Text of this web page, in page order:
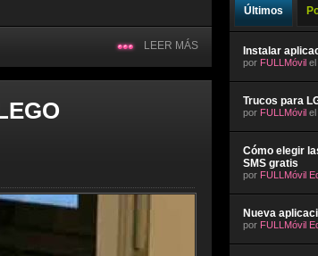
LEER MÁS
Últimos
Instalar
por FULLMóvil el
Trucos para
por FULLMóvil el
Cómo elegir
SMS gratis
por FULLMóvil
Nueva
por FULLMóvil